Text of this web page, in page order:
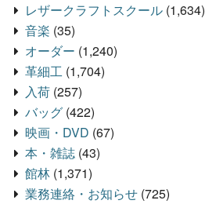
レザークラフトスクール (1,634)
音楽 (35)
オーダー (1,240)
革細工 (1,704)
入荷 (257)
バッグ (422)
映画・DVD (67)
本・雑誌 (43)
館林 (1,371)
業務連絡・お知らせ (725)